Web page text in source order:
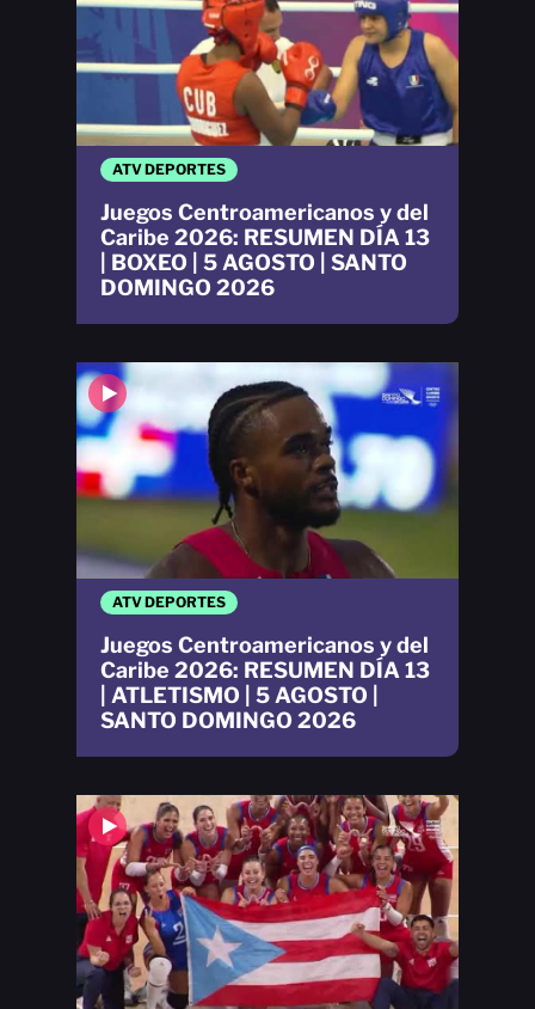
ATV DEPORTES
Juegos Centroamericanos y del
Caribe 2026: RESUMEN DÍA 13
| ATLETISMO | 5 AGOSTO |
SANTO DOMINGO 2026
ATV DEPORTES
Juegos Centroamericanos y del
Caribe 2026: RESUMEN DÍA 13
| BOXEO | 5 AGOSTO | SANTO
DOMINGO 2026